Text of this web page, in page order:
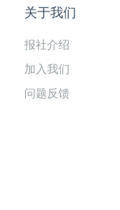
关于我们
报社介绍
加入我们
问题反馈